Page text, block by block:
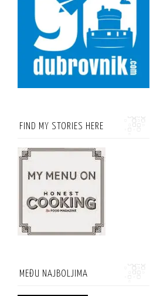
FIND MY STORIES HERE
MEĐU NAJBOLJIMA